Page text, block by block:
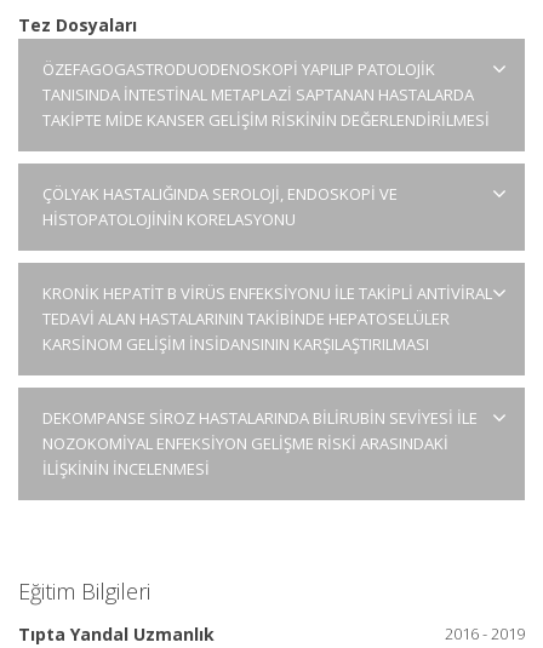
Tez Dosyaları
ÖZEFAGOGASTRODUODENOSKOPİ YAPILIP PATOLOJİK
TANISINDA İNTESTİNAL METAPLAZİ SAPTANAN HASTALARDA
TAKİPTE MİDE KANSER GELİŞİM RİSKİNİN DEĞERLENDİRİLMESİ
ÇÖLYAK HASTALIĞINDA SEROLOJİ, ENDOSKOPİ VE
HİSTOPATOLOJİNİN KORELASYONU
KRONİK HEPATİT B VİRÜS ENFEKSİYONU İLE TAKİPLİ ANTİVİRAL
TEDAVİ ALAN HASTALARININ TAKİBİNDE HEPATOSELÜLER
KARSİNOM GELİŞİM İNSİDANSININ KARŞILAŞTIRILMASI
DEKOMPANSE SİROZ HASTALARINDA BİLİRUBİN SEVİYESİ İLE
NOZOKOMİYAL ENFEKSİYON GELİŞME RİSKİ ARASINDAKİ
İLİŞKİNİN İNCELENMESİ
Eğitim Bilgileri
2016 - 2019
Tıpta Yandal Uzmanlık